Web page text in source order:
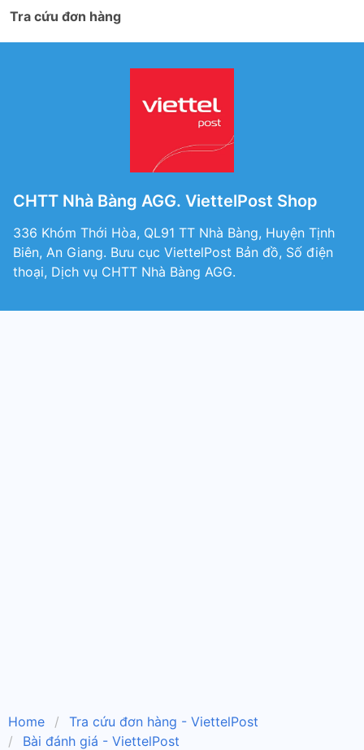
Tra cứu đơn hàng
CHTT Nhà Bàng AGG. ViettelPost Shop
336 Khóm Thới Hòa, QL91 TT Nhà Bàng, Huyện Tịnh
Biên, An Giang. Bưu cục ViettelPost Bản đồ, Số điện
thoại, Dịch vụ CHTT Nhà Bàng AGG.
Home
Tra cứu đơn hàng - ViettelPost
Bài đánh giá - ViettelPost